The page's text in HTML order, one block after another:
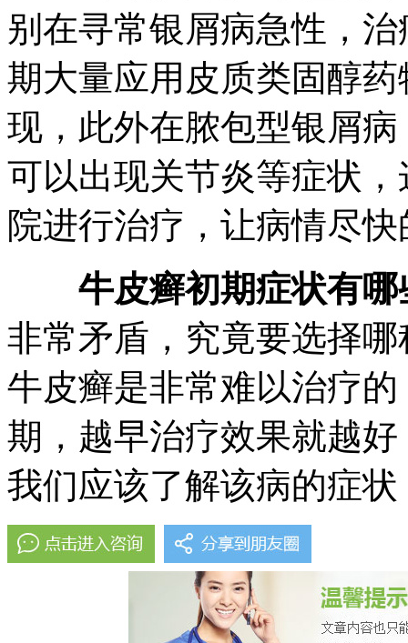
别在寻常银屑病急性，
期大量应用皮质类固醇
现，此外在脓包型银屑
可以出现关节炎等症状
院进行治疗，让病情尽
牛皮癣初期症状有哪
非常矛盾，究竟要选择
牛皮癣是非常难以治疗
期，越早治疗效果就越
我们应该了解该病的症